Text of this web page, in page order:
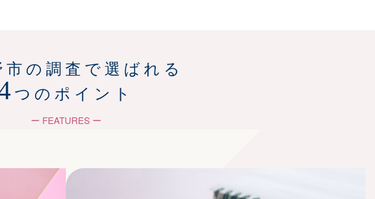
市の調査で選ばれる
つのポイント
ー FEATURES ー